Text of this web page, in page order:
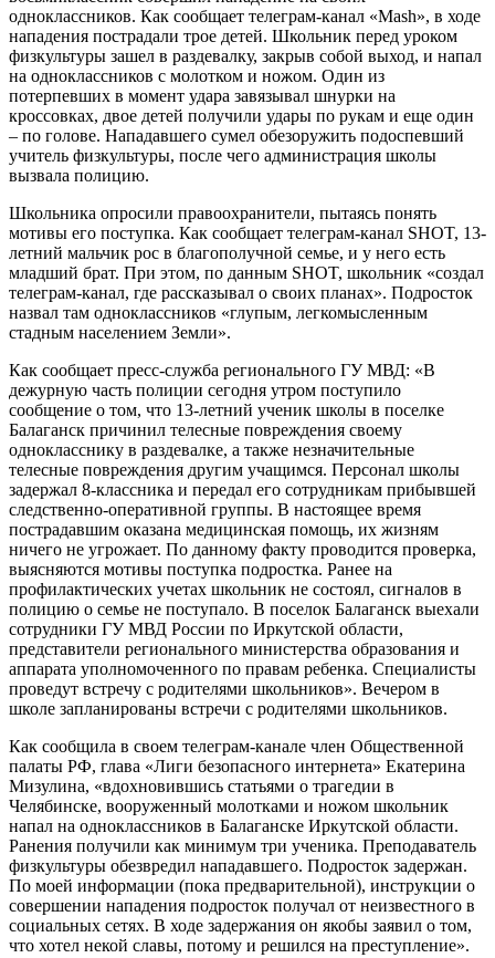
одноклассников. Как сообщает телеграм-канал «Mash», в ходе
нападения пострадали трое детей. Школьник перед уроком
физкультуры зашел в раздевалку, закрыв собой выход, и напал
на одноклассников с молотком и ножом. Один из
потерпевших в момент удара завязывал шнурки на
кроссовках, двое детей получили удары по рукам и еще один
– по голове. Нападавшего сумел обезоружить подоспевший
учитель физкультуры, после чего администрация школы
вызвала полицию.
Школьника опросили правоохранители, пытаясь понять
мотивы его поступка. Как сообщает телеграм-канал SHOT, 13-
летний мальчик рос в благополучной семье, и у него есть
младший брат. При этом, по данным SHOT, школьник «создал
телеграм-канал, где рассказывал о своих планах». Подросток
назвал там одноклассников «глупым, легкомысленным
стадным населением Земли».
Как сообщает пресс-служба регионального ГУ МВД: «В
дежурную часть полиции сегодня утром поступило
сообщение о том, что 13-летний ученик школы в поселке
Балаганск причинил телесные повреждения своему
однокласснику в раздевалке, а также незначительные
телесные повреждения другим учащимся. Персонал школы
задержал 8-классника и передал его сотрудникам прибывшей
следственно-оперативной группы. В настоящее время
пострадавшим оказана медицинская помощь, их жизням
ничего не угрожает. По данному факту проводится проверка,
выясняются мотивы поступка подростка. Ранее на
профилактических учетах школьник не состоял, сигналов в
полицию о семье не поступало. В поселок Балаганск выехали
сотрудники ГУ МВД России по Иркутской области,
представители регионального министерства образования и
аппарата уполномоченного по правам ребенка. Специалисты
проведут встречу с родителями школьников». Вечером в
школе запланированы встречи с родителями школьников.
Как сообщила в своем телеграм-канале член Общественной
палаты РФ, глава «Лиги безопасного интернета» Екатерина
Мизулина, «вдохновившись статьями о трагедии в
Челябинске, вооруженный молотками и ножом школьник
напал на одноклассников в Балаганске Иркутской области.
Ранения получили как минимум три ученика. Преподаватель
физкультуры обезвредил нападавшего. Подросток задержан.
По моей информации (пока предварительной), инструкции о
совершении нападения подросток получал от неизвестного в
социальных сетях. В ходе задержания он якобы заявил о том,
что хотел некой славы, потому и решился на преступление».